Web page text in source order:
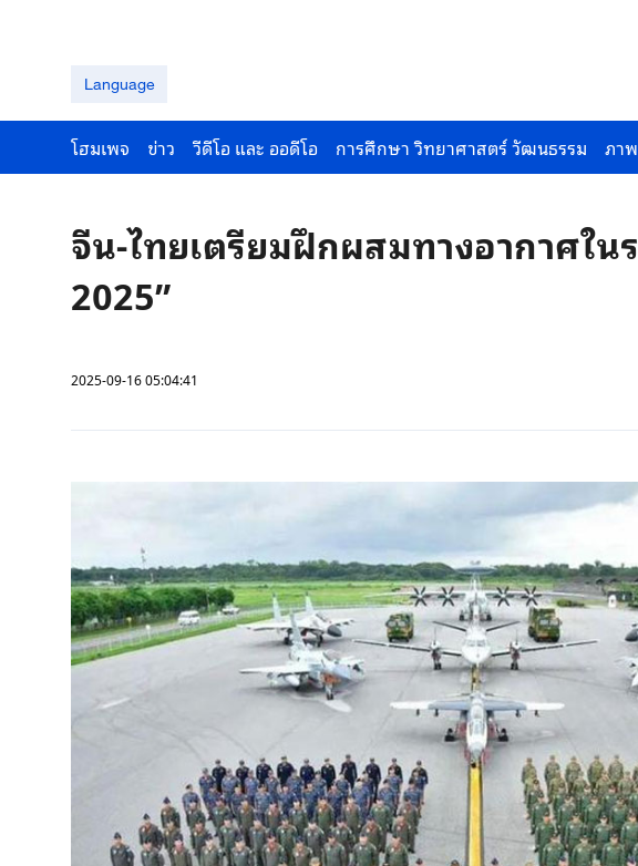
Language
โฮมเพจ ข่าว วีดีโอ และ ออดีโอ การศึกษา วิทยาศาสตร์ วัฒนธรรม ภาพ
จีน-ไทยเตรียมฝึกผสมทางอากาศใน
2025”
2025-09-16 05:04:41